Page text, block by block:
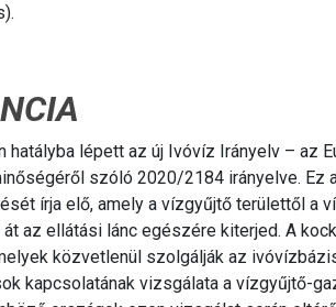
hatályba lépett az új Ivóvíz Irányelv – az
szóló 2020/2184 irányelve. Ez
írja elő, amely a vízgyűjtő területtől a
az ellátási lánc egészére kiterjed. A
közvetlenül szolgálják az
kapcsolatának vizsgálata a vízgyűjtő-